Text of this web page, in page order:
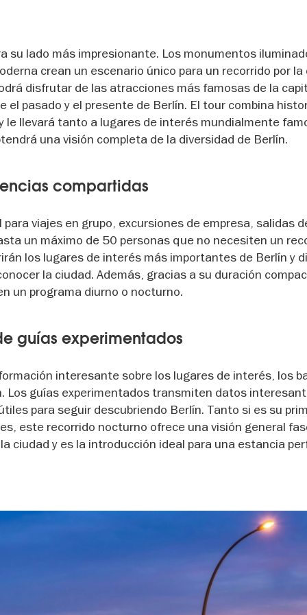
su lado más impresionante. Los monumentos
crean un escenario único para un recorrido por la
disfrutar de las atracciones más famosas de la
el pasado y el presente de Berlín. El tour combina
le llevará tanto a lugares de interés mundialmente
una visión completa de la diversidad de Berlín.
compartidas
viajes en grupo, excursiones de empresa, salidas
un máximo de 50 personas que no necesiten un
los lugares de interés más importantes de Berlín y
la ciudad. Además, gracias a su duración
un programa diurno o nocturno.
guías experimentados
interesante sobre los lugares de interés, los
guías experimentados transmiten datos
para seguir descubriendo Berlín. Tanto si es su
este recorrido nocturno ofrece una visión general
ciudad y es la introducción ideal para una estancia